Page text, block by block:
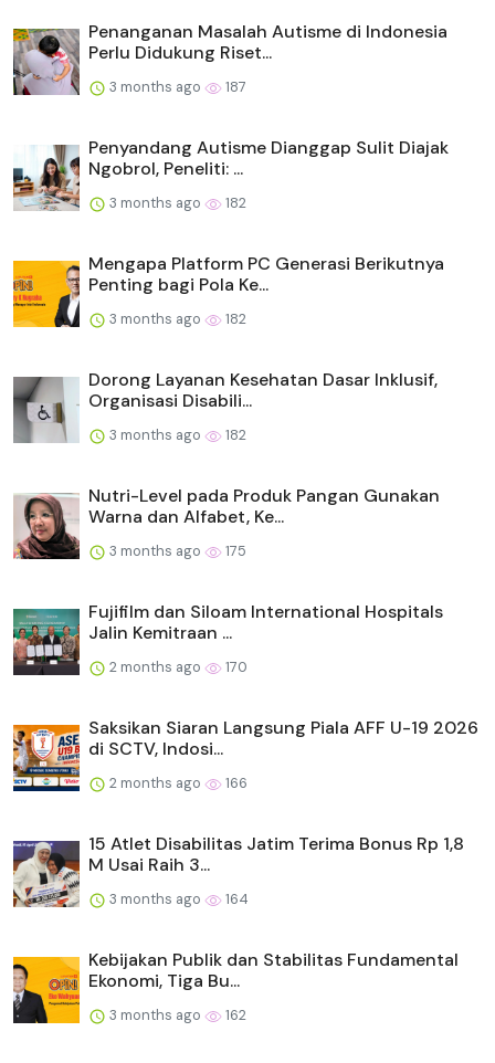
Penanganan Masalah Autisme di Indonesia
Perlu Didukung Riset...
3 months ago 187
Penyandang Autisme Dianggap Sulit Diajak
Ngobrol, Peneliti: ...
3 months ago 182
Mengapa Platform PC Generasi Berikutnya
Penting bagi Pola Ke...
3 months ago 182
Dorong Layanan Kesehatan Dasar Inklusif,
Organisasi Disabili...
3 months ago 182
Nutri-Level pada Produk Pangan Gunakan
Warna dan Alfabet, Ke...
3 months ago 175
Fujifilm dan Siloam International Hospitals
Jalin Kemitraan ...
2 months ago 170
Saksikan Siaran Langsung Piala AFF U-19 2026
di SCTV, Indosi...
2 months ago 166
15 Atlet Disabilitas Jatim Terima Bonus Rp 1,8
M Usai Raih 3...
3 months ago 164
Kebijakan Publik dan Stabilitas Fundamental
Ekonomi, Tiga Bu...
3 months ago 162